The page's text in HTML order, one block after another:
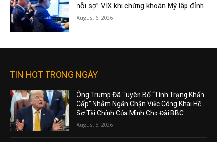
nỗi sợ” VIX khi chứng khoán Mỹ lập đỉnh
August 6, 2026
TIN HOT TRONG NGÀY
Ông Trump Đã Tuyên Bố “Tình Trạng Khẩn
Cấp” Nhằm Ngăn Chặn Việc Công Khai Hồ
Sơ Tài Chính Của Mình Cho Đài BBC
August 5, 2026